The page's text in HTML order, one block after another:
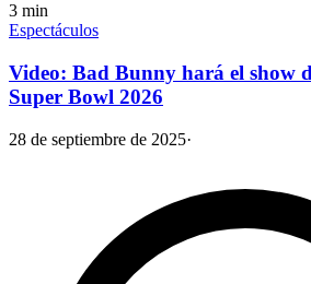
3 min
Espectáculos
Video: Bad Bunny hará el show
Super Bowl 2026
28 de septiembre de 2025·